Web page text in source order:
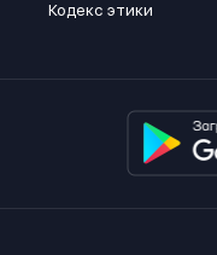
Кодекс этики